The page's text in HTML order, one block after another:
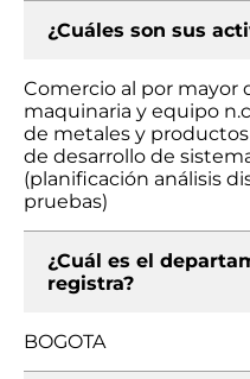
¿Cuáles son sus
Comercio al por mayor
maquinaria y equipo
de metales y
de desarrollo de
(planificación análisis
pruebas)
¿Cuál es el
registra?
BOGOTA